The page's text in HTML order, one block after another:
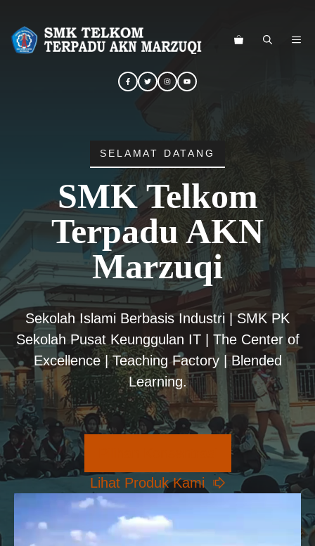
SELAMAT DATANG
SMK Telkom
Terpadu AKN
Marzuqi
Sekolah Islami Berbasis Industri | SMK PK
Sekolah Pusat Keunggulan IT | The Center of
Excellence | Teaching Factory | Blended
Learning.
Lihat Produk Kami